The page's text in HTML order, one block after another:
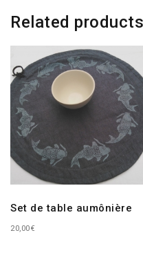
Related products
Set de table aumônière
20,00€